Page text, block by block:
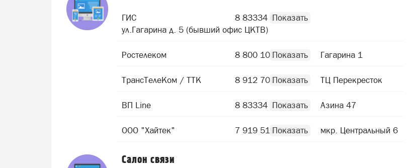
ГИС
8 83334 6 15 33
ул.Гагарина д. 5 (бывший офис ЦКТВ)
Ростелеком 8 800 100 0800 Гагарина 1
ТрансТелеКом / ТТК 8 912 700 3052 ТЦ Перекресток
ВП Line 8 83334 7 04 04 Азина 47
ООО "Хайтек" 7 919 519 8446 мкр. Центральный 6
Салон связи